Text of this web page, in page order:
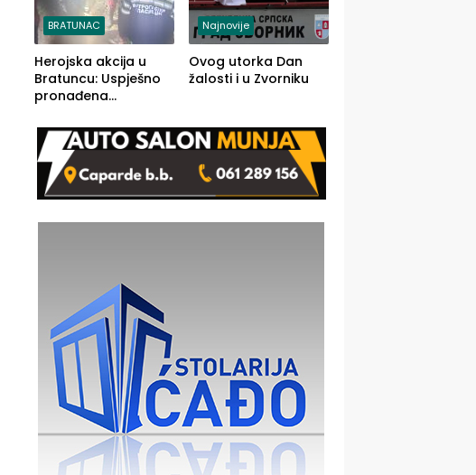
BRATUNAC
Herojska akcija u
Bratuncu: Uspješno
pronađena
a Ivanka Lazić,
rodom iz Kravice.
Najnovije
Ovog utorka Dan
žalosti i u Zvorniku